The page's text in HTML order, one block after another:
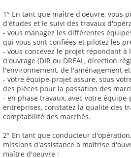
1° En tant que maître d'oeuvre, vous
d'études et le suivi des travaux
- vous managez les différentes
qui vous sont confiées et pilotez les
- vous concevez le projet répondant
d'ouvrage (DIR ou DREAL, direction
l'environnement, de l'aménagement
- votre équipe-projet assure, sous
des pièces pour la passation des
- en phase travaux, avec votre
entreprises, constatez la qualité des
comptabilité des marchés.
2° En tant que conducteur
missions d'assistance à maîtrise
maître d'oeuvre :